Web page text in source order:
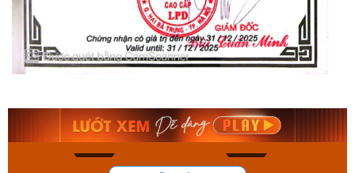
166
Orient Nam RA-
Mua ngay
Casio Nam MTS-
Mua ngay